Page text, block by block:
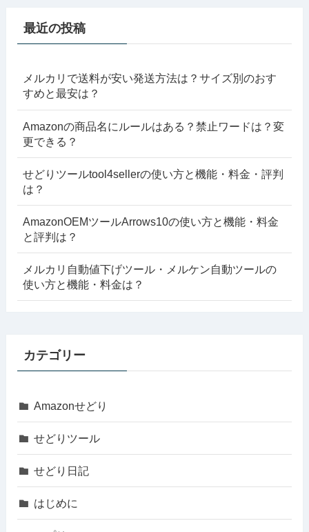
最近の投稿
メルカリで送料が安い発送方法は？サイズ別のおす
すめと最安は？
Amazonの商品名にルールはある？禁止ワードは？変
更できる？
せどりツールtool4sellerの使い方と機能・料金・評判
は？
AmazonOEMツールArrows10の使い方と機能・料金
と評判は？
メルカリ自動値下げツール・メルケン自動ツールの
使い方と機能・料金は？
カテゴリー
Amazonせどり
せどりツール
せどり日記
はじめに